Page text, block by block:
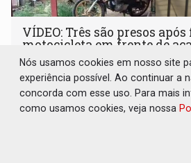
VÍDEO: Três são presos
motocicleta em frente de
Polícia 05 de Agosto de 2026 às
Nós usamos cookies em nosso site
experiência possível. Ao continuar a
concorda com esse uso. Para mais
como usamos cookies, veja nossa